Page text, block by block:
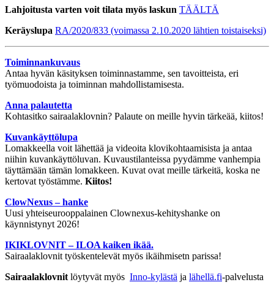
Lahjoitusta varten voit tilata myös laskun TÄÄLTÄ
Keräys­lupa RA/2020/833 (voimassa 2.10.2020 lähtien toistaiseksi)
Toiminnankuvaus
Antaa hyvän käsityksen toiminnastamme, sen tavoitteista, eri
työmuodoista ja toiminnan mahdollistamisesta.
Anna palautetta
Kohtasitko sairaalaklovnin? Palaute on meille hyvin tärkeää, kiitos!
Kuvankäyttölupa
Lomakkeella voit lähettää ja videoita klovikohtaamisista ja antaa
niihin kuvankäyttöluvan. Kuvaustilanteissa pyydämme vanhempia
täyttämään tämän lomakkeen. Kuvat ovat meille tärkeitä, koska ne
kertovat työstämme. Kiitos!
ClowNexus – hanke
Uusi yhteiseurooppalainen Clownexus-kehityshanke on
käynnistynyt 2026!
IKIKLOVNIT – ILOA kaiken ikää.
Sairaalaklovnit työskentelevät myös ikäihmisetn parissa!
Sairaalaklovnitlöytyvät myös Inno-kylästä ja lähellä.fi-palvelusta